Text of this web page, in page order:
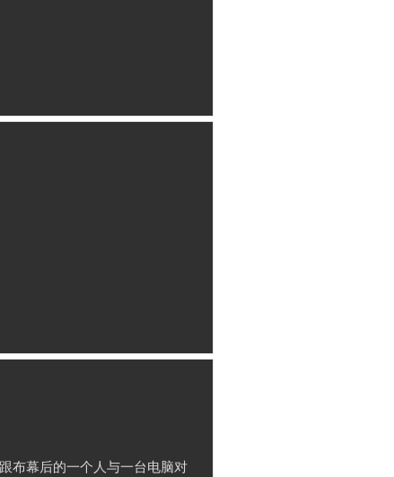
布幕后的一个人与一台电脑对